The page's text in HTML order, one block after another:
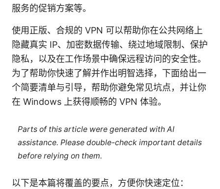
服务的促销方案等。
使用正版、合规的 VPN 可以帮助你在公共网络上
隐藏真实 IP、加密数据传输、绕过地域限制、保护
隐私，以及在工作场景中确保远程访问的安全性。
为了帮助你快速了解并作出明智选择，下面给出一
个简要清单与引导，帮助你避免常见坑点，并让你
在 Windows 上获得顺畅的 VPN 体验。
Parts of this article were generated with AI
assistance. Please double-check important details
before relying on them.
以下是本篇将覆盖的要点，方便你快速定位：